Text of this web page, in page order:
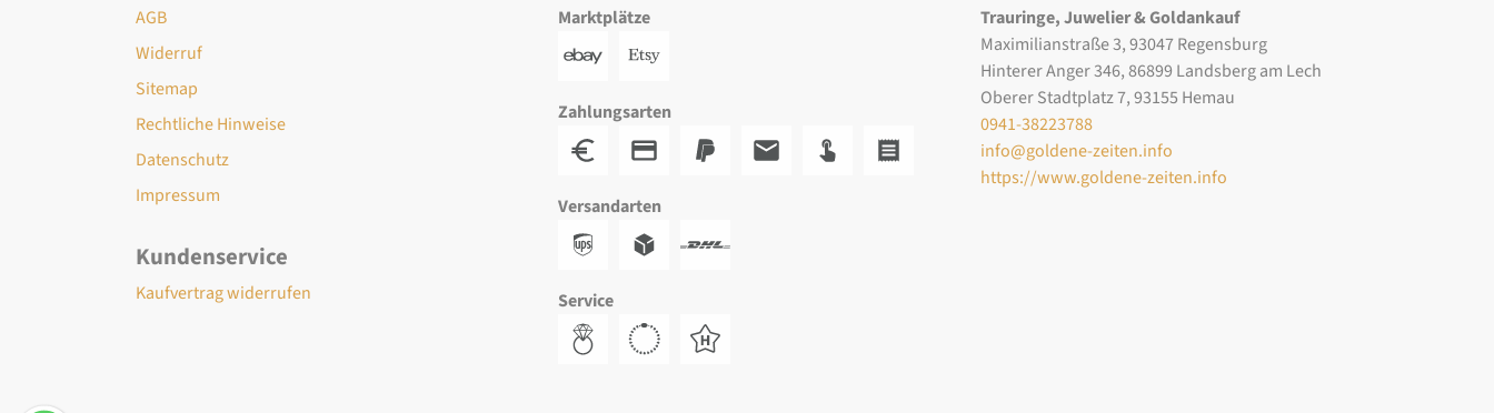
AGB
Widerruf
Sitemap
Rechtliche Hinweise
Datenschutz
Impressum
Kundenservice
Kaufvertrag widerrufen
Marktplätze
Zahlungsarten
Versandarten
Service
Trauringe, Juwelier & Goldankauf
Maximilianstraße 3, 93047 Regensburg
Hinterer Anger 346, 86899 Landsberg am Lech
Oberer Stadtplatz 7, 93155 Hemau
0941-38223788
info@goldene-zeiten.info
https://www.goldene-zeiten.info